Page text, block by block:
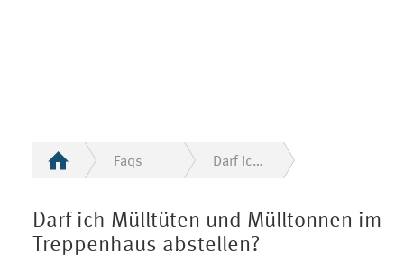
Faqs Darf ich Mülltüten und Mülltonnen im Treppenhaus abstellen?
Darf ich Mülltüten und Mülltonnen im
Treppenhaus abstellen?